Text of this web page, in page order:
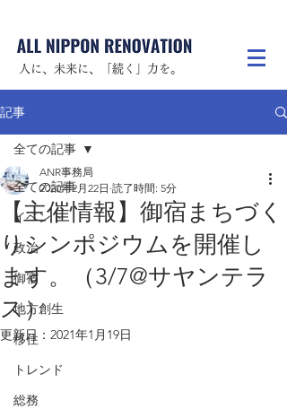
人に、未来に、「続く」力を。
記事
全ての記事
イベント
政治
御宿
地方創生
移住
トレンド
総務
全ての記事
【主催情報】御宿まちづく
りシンポジウムを開催し
ます。（3/7@サヤンテラ
ス）
ANR事務局
2020年2月22日 読了時間: 5分
更新日： 2021年1月19日